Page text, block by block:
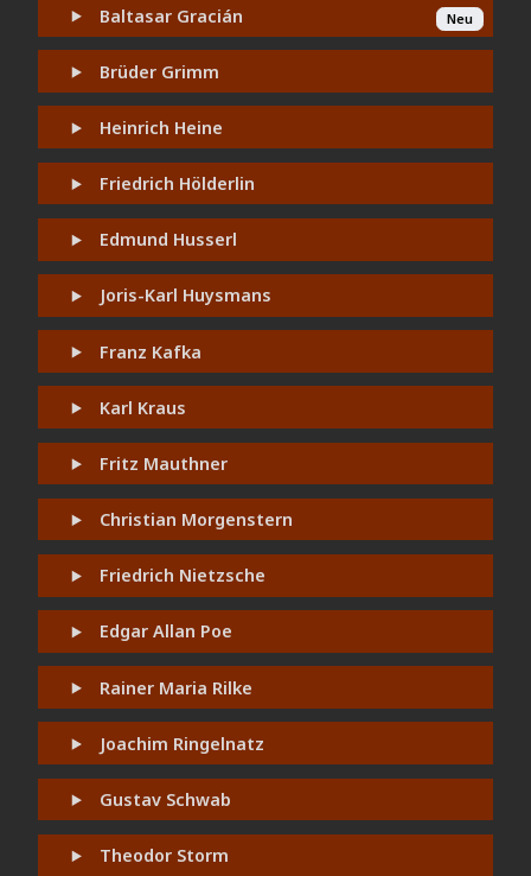
Baltasar Gracián Neu
Brüder Grimm
Heinrich Heine
Friedrich Hölderlin
Edmund Husserl
Joris-Karl Huysmans
Franz Kafka
Karl Kraus
Fritz Mauthner
Christian Morgenstern
Friedrich Nietzsche
Edgar Allan Poe
Rainer Maria Rilke
Joachim Ringelnatz
Gustav Schwab
Theodor Storm